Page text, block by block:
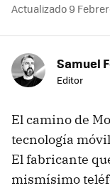
Actualizado 9
Samuel
Editor
El camino de
tecnología móvil
El fabricante
mismísimo